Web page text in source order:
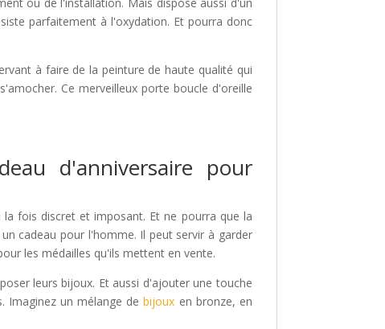
parfaitement à l'oxydation. Et pourra donc
à faire de la peinture de haute qualité qui
Ce merveilleux porte boucle d'oreille
d'anniversaire pour
fois discret et imposant. Et ne pourra que la
cadeau pour l'homme. Il peut servir à garder
les médailles qu'ils mettent en vente.
leurs bijoux. Et aussi d'ajouter une touche
Imaginez un mélange de bijoux en bronze, en